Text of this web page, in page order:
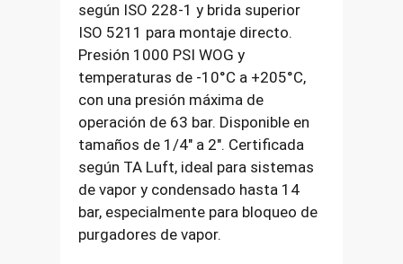
según ISO 228-1 y brida superior
ISO 5211 para montaje directo.
Presión 1000 PSI WOG y
temperaturas de -10°C a +205°C,
con una presión máxima de
operación de 63 bar. Disponible en
tamaños de 1/4″ a 2″. Certificada
según TA Luft, ideal para sistemas
de vapor y condensado hasta 14
bar, especialmente para bloqueo de
purgadores de vapor.